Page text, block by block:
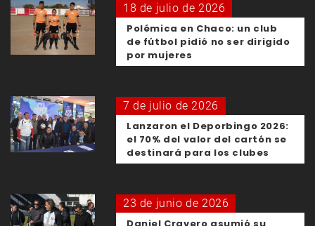
18 de julio de 2026
Polémica en Chaco: un club
de fútbol pidió no ser dirigido
por mujeres
7 de julio de 2026
Lanzaron el Deporbingo 2026:
el 70% del valor del cartón se
destinará para los clubes
23 de junio de 2026